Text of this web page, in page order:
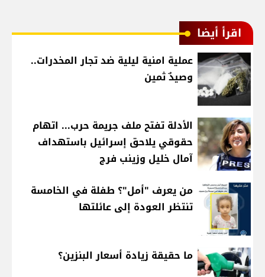
اقرأ أيضا
عملية امنية ليلية ضد تجار المخدرات..
وصيدٌ ثمين
الأدلة تفتح ملف جريمة حرب... اتهام
حقوقي يلاحق إسرائيل باستهداف
آمال خليل وزينب فرج
من يعرف "أمل"؟ طفلة في الخامسة
تنتظر العودة إلى عائلتها
ما حقيقة زيادة أسعار البنزين؟